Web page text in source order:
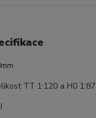
TT 1:120 a H0 1:87